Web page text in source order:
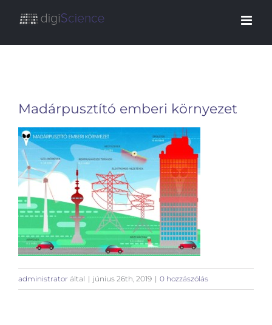
Madárpusztító emberi környezet
administrator által | június 26th, 2019 | 0 hozzászólás